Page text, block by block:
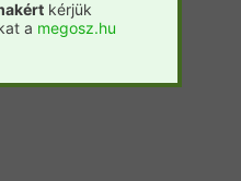
kérjük
a megosz.hu